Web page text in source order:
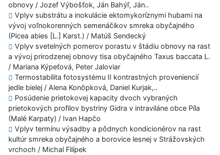
obnovy / Jozef Výbošťok, Ján Bahýľ, Ján..
Vplyv substrátu a inokulácie ektomykoríznymi hubami na
vývoj voľnokorenných semenáčikov smreka obyčajného
(Picea abies [L.] Karst.) / Matúš Sendecký
Vplyv svetelných pomerov porastu v štádiu obnovy na rast
a vývoj prirodzenej obnovy tisa obyčajného Taxus baccata L.
/ Mariana Kýpeťová, Peter Jaloviar
Termostabilita fotosystému II kontrastných proveniencií
jedle bielej / Alena Konôpková, Daniel Kurjak,..
Posúdenie prietokovej kapacity dvoch vybraných
prietokových profilov bystriny Gidra v intraviláne obce Píla
(Malé Karpaty) / Ivan Hapčo
Vplyv termínu výsadby a pôdnych kondicionérov na rast
kultúr smreka obyčajného a borovice lesnej v Strážovských
vrchoch / Michal Filípek